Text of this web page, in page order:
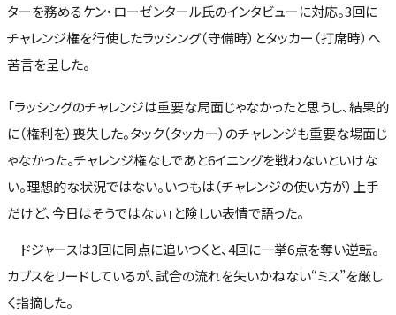
ターを務めるケン・ローゼンタール氏のインタビューに対応。3回に
チャレンジ権を行使したラッシング（守備時）とタッカー（打席時）へ
苦言を呈した。
「ラッシングのチャレンジは重要な局面じゃなかったと思うし、結果的
に（権利を）喪失した。タック（タッカー）のチャレンジも重要な場面じ
ゃなかった。チャレンジ権なしであと6イニングを戦わないといけな
い。理想的な状況ではない。いつもは（チャレンジの使い方が）上手
だけど、今日はそうではない」と険しい表情で語った。
ドジャースは3回に同点に追いつくと、4回に一挙6点を奪い逆転。
カブスをリードしているが、試合の流れを失いかねない“ミス”を厳し
く指摘した。